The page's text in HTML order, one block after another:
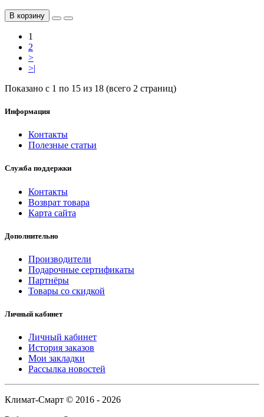
В корзину
1
2
>
>|
Показано с 1 по 15 из 18 (всего 2 страниц)
Информация
Контакты
Полезные статьи
Служба поддержки
Контакты
Возврат товара
Карта сайта
Дополнительно
Производители
Подарочные сертификаты
Партнёры
Товары со скидкой
Личный кабинет
Личный кабинет
История заказов
Мои закладки
Рассылка новостей
Климат-Смарт © 2016 - 2026